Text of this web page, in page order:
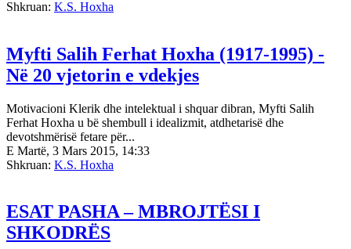
Shkruan: K.S. Hoxha
Myfti Salih Ferhat Hoxha (1917-1995) -
Në 20 vjetorin e vdekjes
Motivacioni Klerik dhe intelektual i shquar dibran, Myfti Salih
Ferhat Hoxha u bë shembull i idealizmit, atdhetarisë dhe
devotshmërisë fetare për...
E Martë, 3 Mars 2015, 14:33
Shkruan: K.S. Hoxha
ESAT PASHA – MBROJTËSI I
SHKODRËS